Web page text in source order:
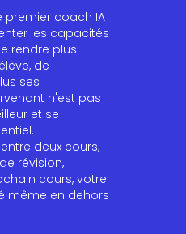
premier coach IA
les capacités
rendre plus
de
ses
n'est pas
et se
deux cours,
révision,
cours, votre
même en dehors